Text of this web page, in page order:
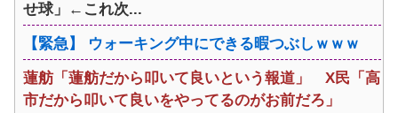
せ球」←これ次...
【緊急】 ウォーキング中にできる暇つぶしｗｗｗ
蓮舫「蓮舫だから叩いて良いという報道」 X民「高
市だから叩いて良いをやってるのがお前だろ」